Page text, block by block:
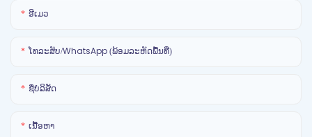
ອີເມວ
ໂທລະສັບ/WhatsApp (ພ້ອມລະຫັດພື້ນທີ່)
ຊື່ບໍລິສັດ
ເນື້ອຫາ